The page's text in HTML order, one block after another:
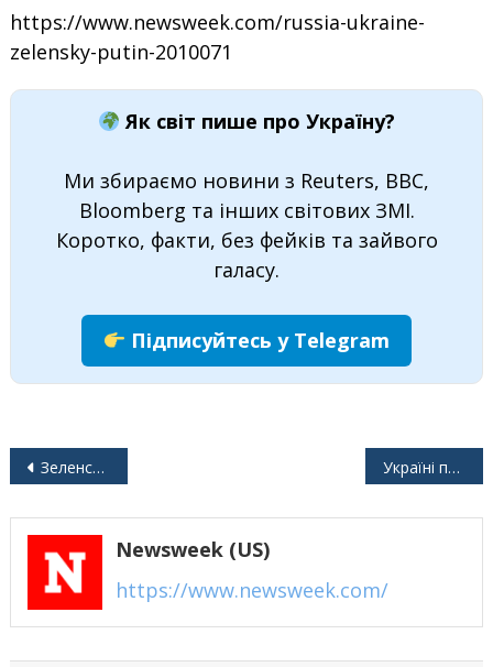
https://www.newsweek.com/russia-ukraine-
zelensky-putin-2010071
Як світ пише про Україну?
Ми збираємо новини з Reuters, BBC,
Bloomberg та інших світових ЗМІ.
Коротко, факти, без фейків та зайвого
галасу.
Підписуйтесь у Telegram
Навігація
Зеленський заявив, що гарантії безпеки Києва спрацюють, тільки якщо їх нададуть США Україні потрібна «реалістична» позиція щодо територіальних питань, – Макрон
Newsweek (US)
https://www.newsweek.com/